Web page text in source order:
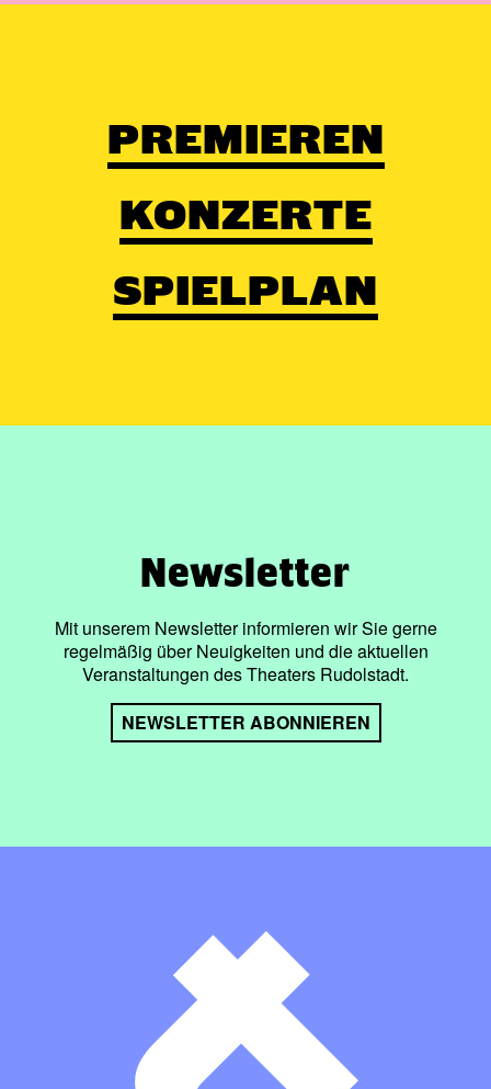
PREMIEREN
KONZERTE
SPIELPLAN
Newsletter
Mit unserem Newsletter informieren wir Sie gerne
regelmäßig über Neuigkeiten und die aktuellen
Veranstaltungen des Theaters Rudolstadt.
NEWSLETTER ABONNIEREN